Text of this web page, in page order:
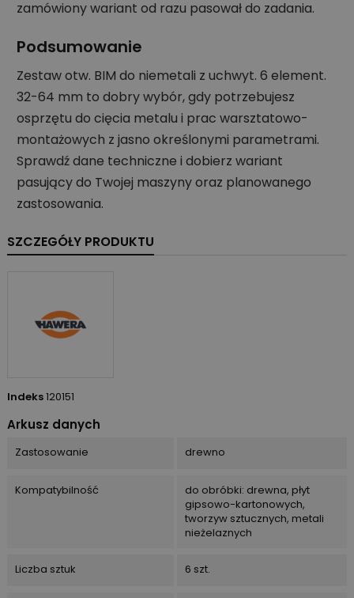
zamówiony wariant od razu pasował do zadania.
Podsumowanie
Zestaw otw. BIM do niemetali z uchwyt. 6 element.
32-64 mm to dobry wybór, gdy potrzebujesz
osprzętu do cięcia metalu i prac warsztatowo-
montażowych z jasno określonymi parametrami.
Sprawdź dane techniczne i dobierz wariant
pasujący do Twojej maszyny oraz planowanego
zastosowania.
SZCZEGÓŁY PRODUKTU
Indeks120151
Arkusz danych
Zastosowanie drewno
Kompatybilność
do obróbki: drewna, płyt
gipsowo-kartonowych,
tworzyw sztucznych, metali
nieżelaznych
Liczba sztuk 6 szt.